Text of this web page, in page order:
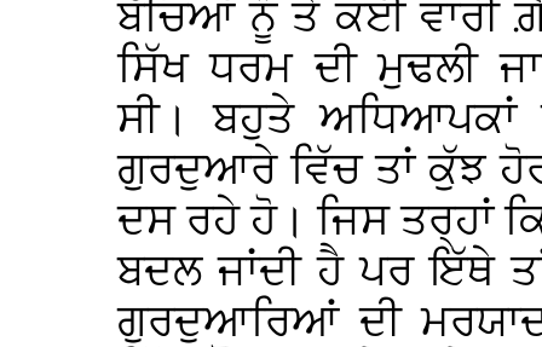
ਬੱਚਿਆਂ ਨੂੰ ਤੇ ਕਈ ਵਾਰੀ
ਸਿੱਖ ਧਰਮ ਦੀ ਮੁਢਲੀ
ਸੀ। ਬਹੁਤੇ ਅਧਿਆਪਕਾਂ
ਗੁਰਦੁਆਰੇ ਵਿੱਚ ਤਾਂ ਕੁੱਝ
ਦਸ ਰਹੇ ਹੋ। ਜਿਸ ਤਰ੍ਹਾਂ
ਬਦਲ ਜਾਂਦੀ ਹੈ ਪਰ ਇੱਥੇ
ਗੁਰਦੁਆਰਿਆਂ ਦੀ